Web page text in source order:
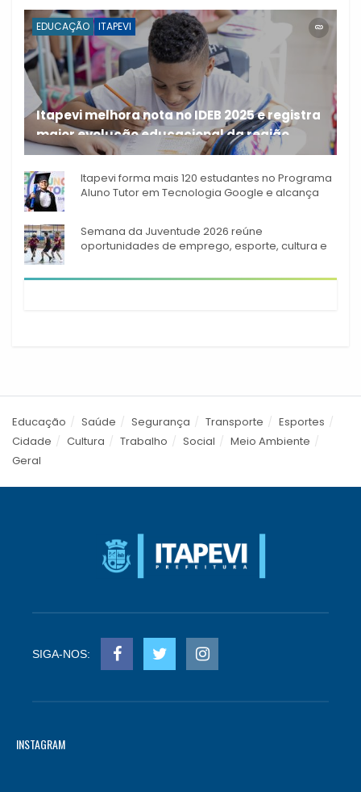
EDUCAÇÃO ITAPEVI
Itapevi melhora nota no IDEB 2025 e registra
maior evolução educacional da região
A rede municipal de ensino
Itapevi forma mais 120 estudantes no Programa
Aluno Tutor em Tecnologia Google e alcança
Semana da Juventude 2026 reúne
oportunidades de emprego, esporte, cultura e
Educação Saúde Segurança Transporte
Esportes
Cidade
Cultura Trabalho Social
Meio Ambiente
Geral
SIGA-NOS:
INSTAGRAM